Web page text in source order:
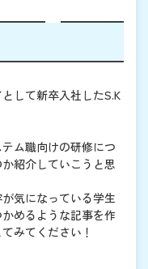
して新卒入社したS.K
ム職向けの研修につ
紹介していこうと思
気になっている学生
めるような記事を作
みてください！